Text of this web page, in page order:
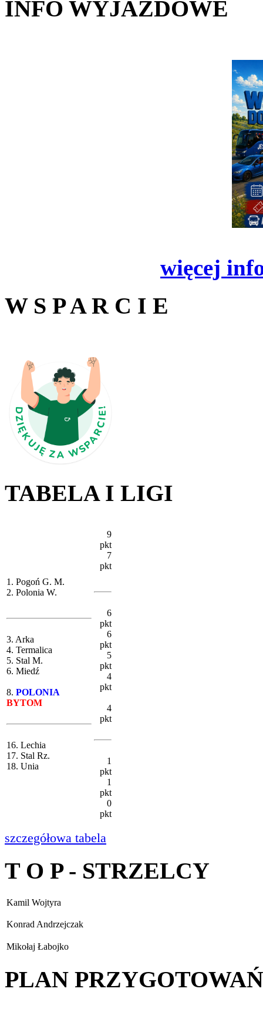
INFO WYJAZDOWE
więcej
W S P A R C I E
TABELA I LIGI
1. Pogoń G. M.
2. Polonia W.
3. Arka
4. Termalica
5. Stal M.
6. Miedź
8. POLONIA
BYTOM
16. Lechia
17. Stal Rz.
18. Unia
9
pkt
7
pkt
6
pkt
6
pkt
5
pkt
4
pkt
4
pkt
1
pkt
1
pkt
0
pkt
szczegółowa tabela
T O P - STRZELCY
Kamil Wojtyra
Konrad Andrzejczak
Mikołaj Łabojko
PLAN PRZYGOTOWAŃ